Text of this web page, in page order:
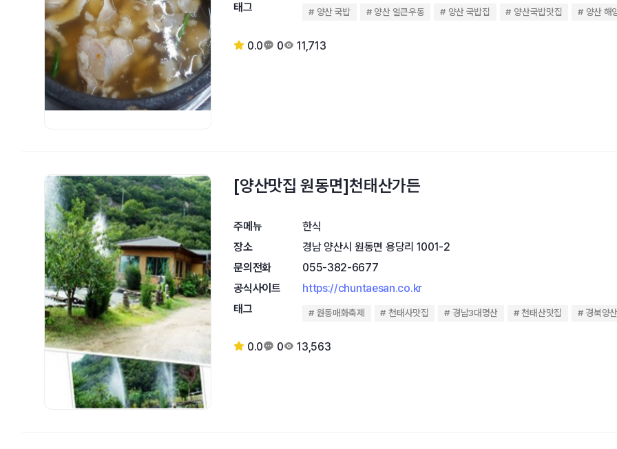
태그
양산 국밥 양산 얼큰우동 양산 국밥집 양산국밥맛집 양산 해
0.0 0 11,713
[양산맛집 원동면]천태산가든
주메뉴
한식
장소
경남 양산시 원동면 용당리 1001-2
문의전화
055-382-6677
공식사이트
https://chuntaesan.co.kr
태그
원동매화축제 천태사맛집 경남3대명산 천태산맛집 경북양
0.0 0 13,563